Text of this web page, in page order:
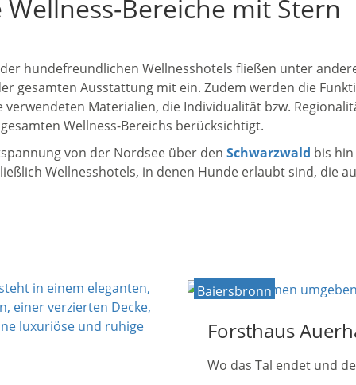
Bereiche mit Stern
hundefreundlichen Wellnesshotels fließen unter
gesamten Ausstattung mit ein. Zudem werden die
verwendeten Materialien, die Individualität bzw.
Wellness-Bereichs berücksichtigt.
von der Nordsee über den Schwarzwald bis
Wellnesshotels, in denen Hunde erlaubt sind, die
Baiersbronn
Forsthaus
Wo das Tal endet und